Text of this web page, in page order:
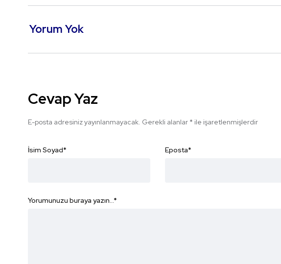
Yorum Yok
Cevap Yaz
E-posta adresiniz yayınlanmayacak. Gerekli alanlar * ile işaretlenmişlerdir
İsim Soyad* Eposta*
Yorumunuzu buraya yazın...*